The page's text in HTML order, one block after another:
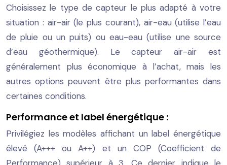
Choisissez le type de capteur le plus adapté à votre
situation : air-air (le plus courant), air-eau (utilise l’eau
de pluie ou un puits) ou eau-eau (utilise une source
d’eau géothermique). Le capteur air-air est
généralement plus économique à l’achat, mais les
autres options peuvent être plus performantes dans
certaines conditions.
Performance et label énergétique :
Privilégiez les modèles affichant un label énergétique
élevé (A+++ ou A++) et un COP (Coefficient de
Performance) supérieur à 3. Ce dernier indique le